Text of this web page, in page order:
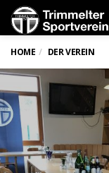
HOME DER VEREIN